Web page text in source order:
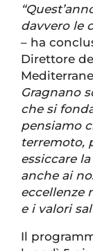
davvero le
– ha
Direttore
Gragnano
che si
pensiamo
terremoto,
essiccare
anche ai
eccellenze
e i valori
Il